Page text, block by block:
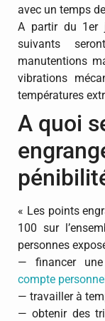
avec un temps
A partir du 1er
suivants
manutentions
vibrations
températures
A quoi
« Les points
100 sur
personnes
— financer
compte
— travailler à
— obtenir des